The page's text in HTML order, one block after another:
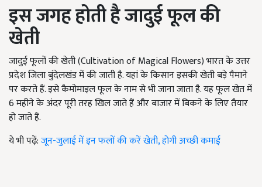
इस जगह होती है जादुई फूल की
खेती
जादुई फूलों की खेती (Cultivation of Magical Flowers)भारत के उत्तर
प्रदेश जिला बुंदेलखंड में की जाती है. यहां के किसान इसकी खेती बड़े पैमाने
पर करते हैं. इसे कैमोमाइल फूल के नाम से भी जाना जाता है. यह फूल खेत में
6महीने के अंदर पूरी तरह खिल जाते हैं और बाजार में बिकने के लिए तैयार
हो जाते हैं.
ये भी पढ़ें:जून-जुलाई में इन फलों की करें खेती, होगी अच्छी कमाई